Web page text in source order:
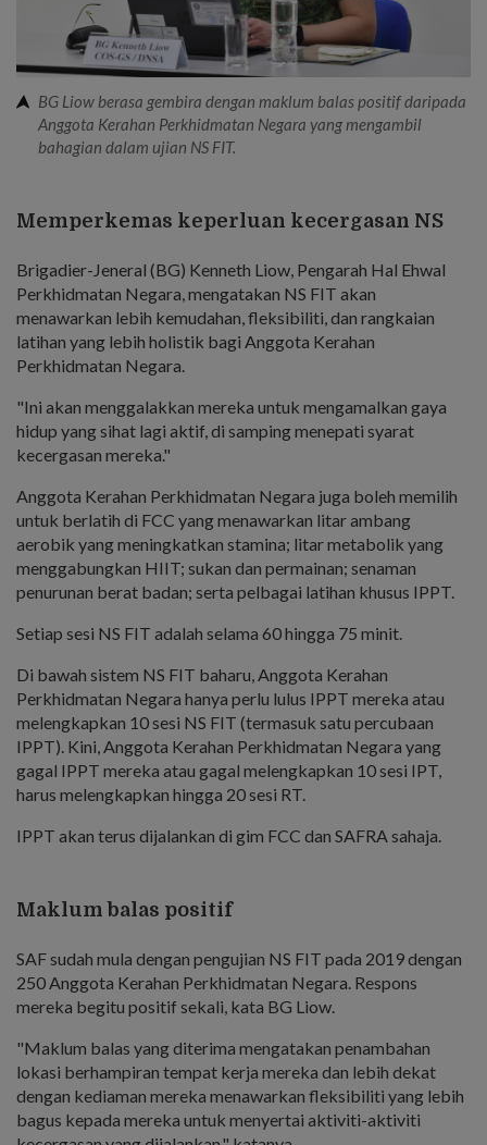
BG Liow berasa gembira dengan maklum balas positif daripada
Anggota Kerahan Perkhidmatan Negara yang mengambil
bahagian dalam ujian NS FIT.
Memperkemas keperluan kecergasan NS
Brigadier-Jeneral (BG) Kenneth Liow, Pengarah Hal Ehwal
Perkhidmatan Negara, mengatakan NS FIT akan
menawarkan lebih kemudahan, fleksibiliti, dan rangkaian
latihan yang lebih holistik bagi Anggota Kerahan
Perkhidmatan Negara.
"Ini akan menggalakkan mereka untuk mengamalkan gaya
hidup yang sihat lagi aktif, di samping menepati syarat
kecergasan mereka."
Anggota Kerahan Perkhidmatan Negara juga boleh memilih
untuk berlatih di FCC yang menawarkan litar ambang
aerobik yang meningkatkan stamina; litar metabolik yang
menggabungkan HIIT; sukan dan permainan; senaman
penurunan berat badan; serta pelbagai latihan khusus IPPT.
Setiap sesi NS FIT adalah selama 60 hingga 75 minit.
Di bawah sistem NS FIT baharu, Anggota Kerahan
Perkhidmatan Negara hanya perlu lulus IPPT mereka atau
melengkapkan 10 sesi NS FIT (termasuk satu percubaan
IPPT). Kini, Anggota Kerahan Perkhidmatan Negara yang
gagal IPPT mereka atau gagal melengkapkan 10 sesi IPT,
harus melengkapkan hingga 20 sesi RT.
IPPT akan terus dijalankan di gim FCC dan SAFRA sahaja.
Maklum balas positif
SAF sudah mula dengan pengujian NS FIT pada 2019 dengan
250 Anggota Kerahan Perkhidmatan Negara. Respons
mereka begitu positif sekali, kata BG Liow.
"Maklum balas yang diterima mengatakan penambahan
lokasi berhampiran tempat kerja mereka dan lebih dekat
dengan kediaman mereka menawarkan fleksibiliti yang lebih
bagus kepada mereka untuk menyertai aktiviti-aktiviti